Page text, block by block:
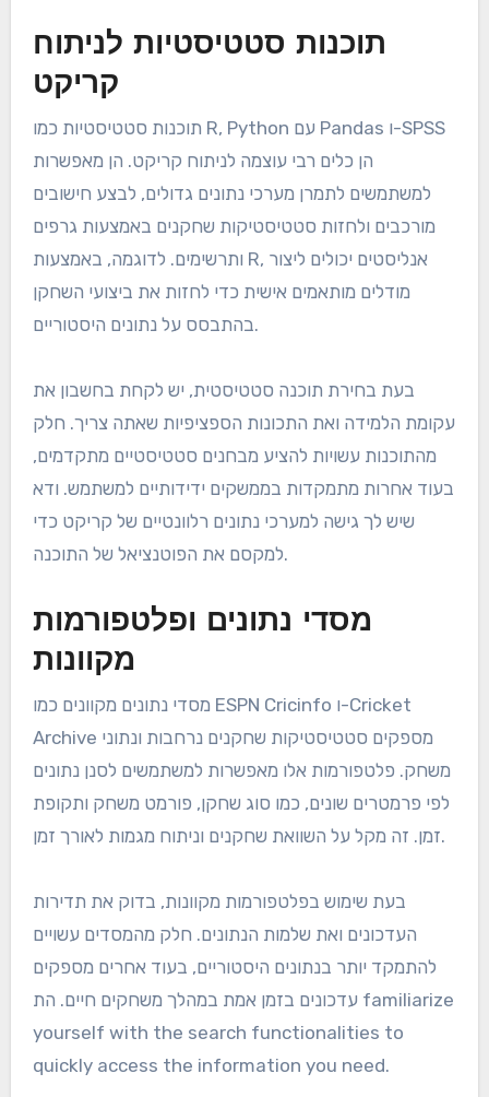
תוכנות סטטיסטיות לניתוח
קריקט
תוכנות סטטיסטיות כמו R, Python עם Pandas ו-SPSS
הן כלים רבי עוצמה לניתוח קריקט. הן מאפשרות
למשתמשים לתמרן מערכי נתונים גדולים, לבצע חישובים
מורכבים ולחזות סטטיסטיקות שחקנים באמצעות גרפים
ותרשימים. לדוגמה, באמצעות R, אנליסטים יכולים ליצור
מודלים מותאמים אישית כדי לחזות את ביצועי השחקן
בהתבסס על נתונים היסטוריים.
בעת בחירת תוכנה סטטיסטית, יש לקחת בחשבון את
עקומת הלמידה ואת התכונות הספציפיות שאתה צריך. חלק
מהתוכנות עשויות להציע מבחנים סטטיסטיים מתקדמים,
בעוד אחרות מתמקדות בממשקים ידידותיים למשתמש. ודא
שיש לך גישה למערכי נתונים רלוונטיים של קריקט כדי
למקסם את הפוטנציאל של התוכנה.
מסדי נתונים ופלטפורמות
מקוונות
מסדי נתונים מקוונים כמו ESPN Cricinfo ו-Cricket
Archive מספקים סטטיסטיקות שחקנים נרחבות ונתוני
משחק. פלטפורמות אלו מאפשרות למשתמשים לסנן נתונים
לפי פרמטרים שונים, כמו סוג שחקן, פורמט משחק ותקופת
זמן. זה מקל על השוואת שחקנים וניתוח מגמות לאורך זמן.
בעת שימוש בפלטפורמות מקוונות, בדוק את תדירות
העדכונים ואת שלמות הנתונים. חלק מהמסדים עשויים
להתמקד יותר בנתונים היסטוריים, בעוד אחרים מספקים
עדכונים בזמן אמת במהלך משחקים חיים. הת familiarize
yourself with the search functionalities to
quickly access the information you need.